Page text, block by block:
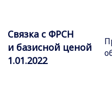
Связка с ФРСН
и базисной ценой
1.01.2022